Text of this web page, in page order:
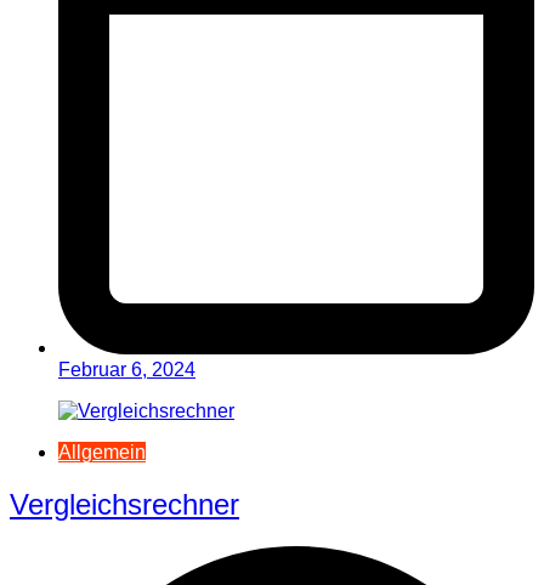
Februar 6, 2024
Allgemein
Vergleichsrechner